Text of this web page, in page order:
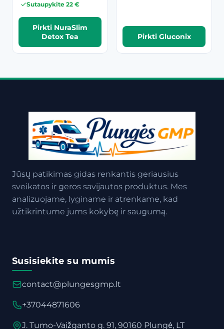
Sutaupykite 22 €
Pirkti NuraSlim
Detox Tea
Pirkti Gluconix
Jūsų patikimas gidas renkantis geriausius
sveikatos ir geros savijautos produktus. Mes
analizuojame, lyginame ir atrenkame, kad
užtikrintume jums kokybę ir saugumą.
Susisiekite su mumis
contact@plungesgmp.lt
+37044871606
J. Tumo-Vaižganto g. 91, 90160 Plungė, LT